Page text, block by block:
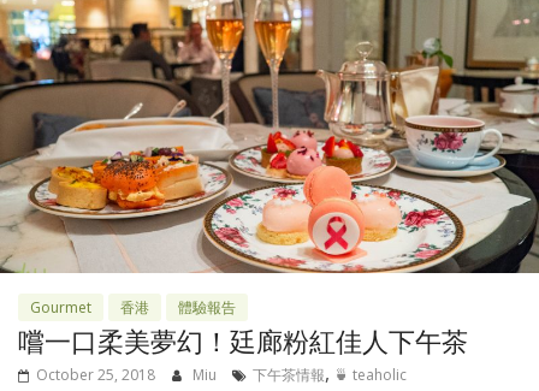
Gourmet 香港 體驗報告
嚐一口柔美夢幻！廷廊粉紅佳人下午茶
October 25, 2018 Miu 下午茶情報, 🍵 teaholic